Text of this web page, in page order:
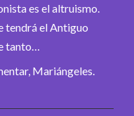
es el altruismo.
tendrá el Antiguo
tanto…
Mariángeles.